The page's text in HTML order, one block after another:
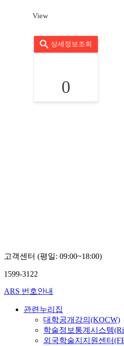
View
상세정보조회
0
고객센터 (평일: 09:00~18:00)
1599-3122
ARS 번호안내
관련누리집
대학공개강의(KOCW)
학술정보통계시스템
외국학술지지원센터